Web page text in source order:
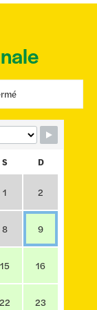
S D
1 2
8 9
15 16
22 23